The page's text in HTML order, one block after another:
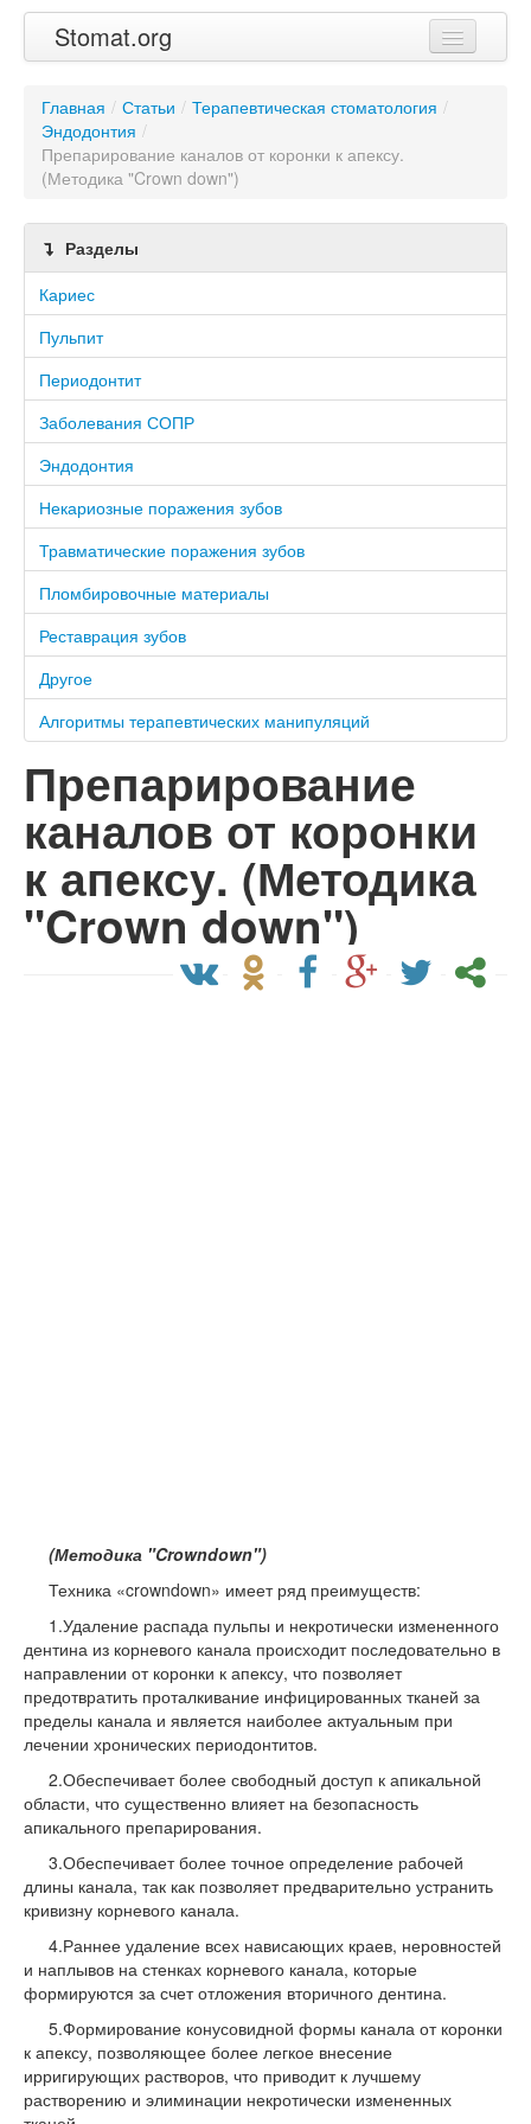
Stomat.org
Статьи
Контакты
Главная / Статьи / Терапевтическая стоматология /
Эндодонтия /
Препарирование каналов от коронки к апексу.
(Методика "Crown down")
Разделы
Кариес
Пульпит
Периодонтит
Заболевания СОПР
Эндодонтия
Некариозные поражения зубов
Травматические поражения зубов
Пломбировочные материалы
Реставрация зубов
Другое
Алгоритмы терапевтических манипуляций
Препарирование
каналов от коронки
к апексу. (Методика
"Crown down")
(Методика "Crowndown")
Техника «crowndown» имеет ряд преимуществ:
1.Удаление распада пульпы и некротически измененного
дентина из корневого канала происходит последовательно в
направлении от коронки к апексу, что позволяет
предотвратить проталкивание инфицированных тканей за
пределы канала и является наиболее актуальным при
лечении хронических периодонтитов.
2.Обеспечивает более свободный доступ к апикальной
области, что существенно влияет на безопасность
апикального препарирования.
3.Обеспечивает более точное определение рабочей
длины канала, так как позволяет предварительно устранить
кривизну корневого канала.
4.Раннее удаление всех нависающих краев, неровностей
и наплывов на стенках корневого канала, которые
формируются за счет отложения вторичного дентина.
5.Формирование конусовидной формы канала от коронки
к апексу, позволяющее более легкое внесение
ирригирующих растворов, что приводит к лучшему
растворению и элиминации некротически измененных